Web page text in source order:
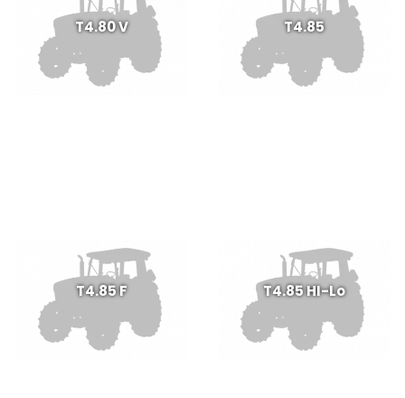
T4.80 V T4.85
T4.85 F T4.85 HI-Lo